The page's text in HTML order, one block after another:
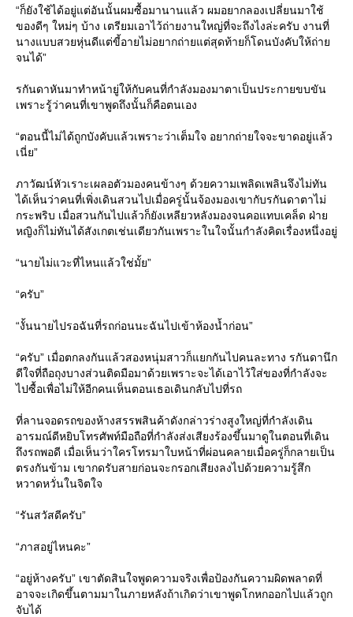
“ก็ยังใช้ได้อยู่แต่อันนั้นผมซื้อมานานแล้ว ผมอยากลองเปลี่ยนมาใช้
ของดีๆ ใหม่ๆ บ้าง เตรียมเอาไว้ถ่ายงานใหญ่ที่จะถึงไงล่ะครับ งานที่
นางแบบสวยหุ่นดีแต่ขี้อายไม่อยากถ่ายแต่สุดท้ายก็โดนบังคับให้ถ่าย
จนได้”
รกันดาหันมาทำหน้ายู่ให้กับคนที่กำลังมองมาตาเป็นประกายขบขัน
เพราะรู้ว่าคนที่เขาพูดถึงนั้นก็คือตนเอง
“ตอนนี้ไม่ได้ถูกบังคับแล้วเพราะว่าเต็มใจ อยากถ่ายใจจะขาดอยู่แล้ว
เนี่ย”
ภาวัฒน์หัวเราะเผลอตัวมองคนข้างๆ ด้วยความเพลิดเพลินจึงไม่ทัน
ได้เห็นว่าคนที่เพิ่งเดินสวนไปเมื่อครู่นั้นจ้องมองเขากับรกันดาตาไม่
กระพริบ เมื่อสวนกันไปแล้วก็ยังเหลียวหลังมองจนคอแทบเคล็ด ฝ่าย
หญิงก็ไม่ทันได้สังเกตเช่นเดียวกันเพราะในใจนั้นกำลังคิดเรื่องหนึ่งอยู่
“นายไม่แวะที่ไหนแล้วใช่มั้ย”
“ครับ”
“งั้นนายไปรอฉันที่รถก่อนนะฉันไปเข้าห้องน้ำก่อน”
“ครับ” เมื่อตกลงกันแล้วสองหนุ่มสาวก็แยกกันไปคนละทาง รกันดานึก
ดีใจที่ถือถุงบางส่วนติดมือมาด้วยเพราะจะได้เอาไว้ใส่ของที่กำลังจะ
ไปซื้อเพื่อไม่ให้อีกคนเห็นตอนเธอเดินกลับไปที่รถ
ที่ลานจอดรถของห้างสรรพสินค้าดังกล่าวร่างสูงใหญ่ที่กำลังเดิน
อารมณ์ดีหยิบโทรศัพท์มือถือที่กำลังส่งเสียงร้องขึ้นมาดูในตอนที่เดิน
ถึงรถพอดี เมื่อเห็นว่าใครโทรมาใบหน้าที่ผ่อนคลายเมื่อครู่ก็กลายเป็น
ตรงกันข้าม เขากดรับสายก่อนจะกรอกเสียงลงไปด้วยความรู้สึก
หวาดหวั่นในจิตใจ
“รันสวัสดีครับ”
“ภาสอยู่ไหนคะ”
“อยู่ห้างครับ” เขาตัดสินใจพูดความจริงเพื่อป้องกันความผิดพลาดที่
อาจจะเกิดขึ้นตามมาในภายหลังถ้าเกิดว่าเขาพูดโกหกออกไปแล้วถูก
จับได้